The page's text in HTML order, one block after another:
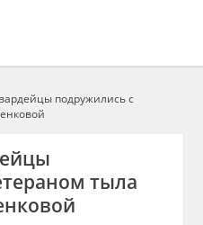
подружились с
тыла